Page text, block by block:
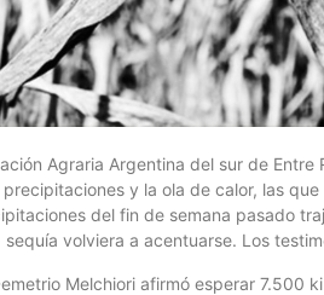
Agraria Argentina del sur de
y la ola de calor, las
del fin de semana pasado
sequía volviera a acentuarse. Los
Melchiori afirmó esperar 7.500